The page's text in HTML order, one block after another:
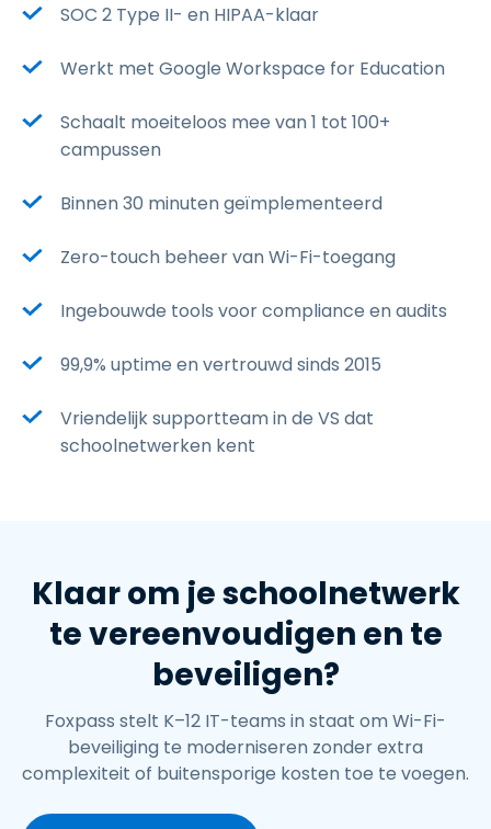
SOC 2 Type II- en HIPAA-klaar
Werkt met Google Workspace for Education
Schaalt moeiteloos mee van 1 tot 100+
campussen
Binnen 30 minuten geïmplementeerd
Zero-touch beheer van Wi-Fi-toegang
Ingebouwde tools voor compliance en audits
99,9% uptime en vertrouwd sinds 2015
Vriendelijk supportteam in de VS dat
schoolnetwerken kent
Klaar om je schoolnetwerk
te vereenvoudigen en te
beveiligen?
Foxpass stelt K–12 IT-teams in staat om Wi-Fi-
beveiliging te moderniseren zonder extra
complexiteit of buitensporige kosten toe te voegen.